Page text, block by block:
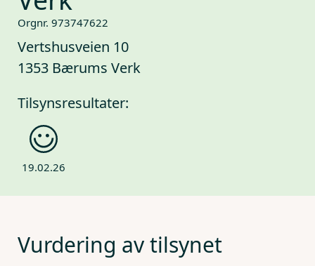
Orgnr. 973747622
Vertshusveien 10
1353 Bærums Verk
Tilsynsresultater:
19.02.26
Vurdering av tilsynet